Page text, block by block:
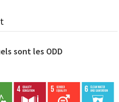
sont les ODD